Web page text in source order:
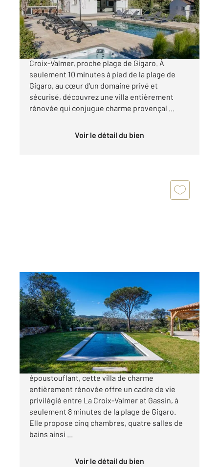
Maison à vendre
3 200 000 €
GIAGARO Superbe Villa néo provençale à La
Croix-Valmer, proche plage de Gigaro. À
seulement 10 minutes à pied de la plage de
Gigaro, au cœur d'un domaine privé et
sécurisé, découvrez une villa entièrement
rénovée qui conjugue charme provençal ...
Voir le détail du bien
LA CROIX VALMER 83
186 m2, 7 pièces
Ref : 5275
Maison à vendre
3 150 000 €
La Croix-Valmer Paysage naturel
époustouflant, cette villa de charme
entièrement rénovée offre un cadre de vie
privilégié entre La Croix-Valmer et Gassin, à
seulement 8 minutes de la plage de Gigaro.
Elle propose cinq chambres, quatre salles de
bains ainsi ...
Voir le détail du bien